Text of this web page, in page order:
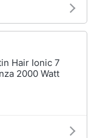
Hair Ionic 7
2000 Watt